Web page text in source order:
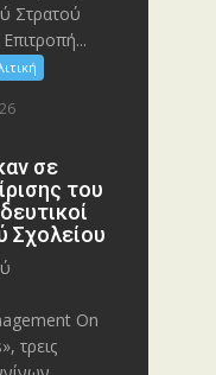
Στρατού
σε
του
Σχολείου
On
τρεις